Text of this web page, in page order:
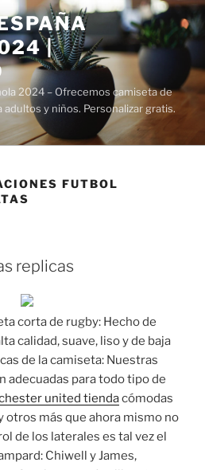
|
2024 – Ofrecemos camiseta de
y niños. Personalizar gratis.
FUTBOL
replicas
corta de rugby: Hecho de
calidad, suave, liso y de baja
de la camiseta: Nuestras
adecuadas para todo tipo de
united tiendacómodas
otros más que ahora mismo no
de los laterales es tal vez el
Chiwell y James,